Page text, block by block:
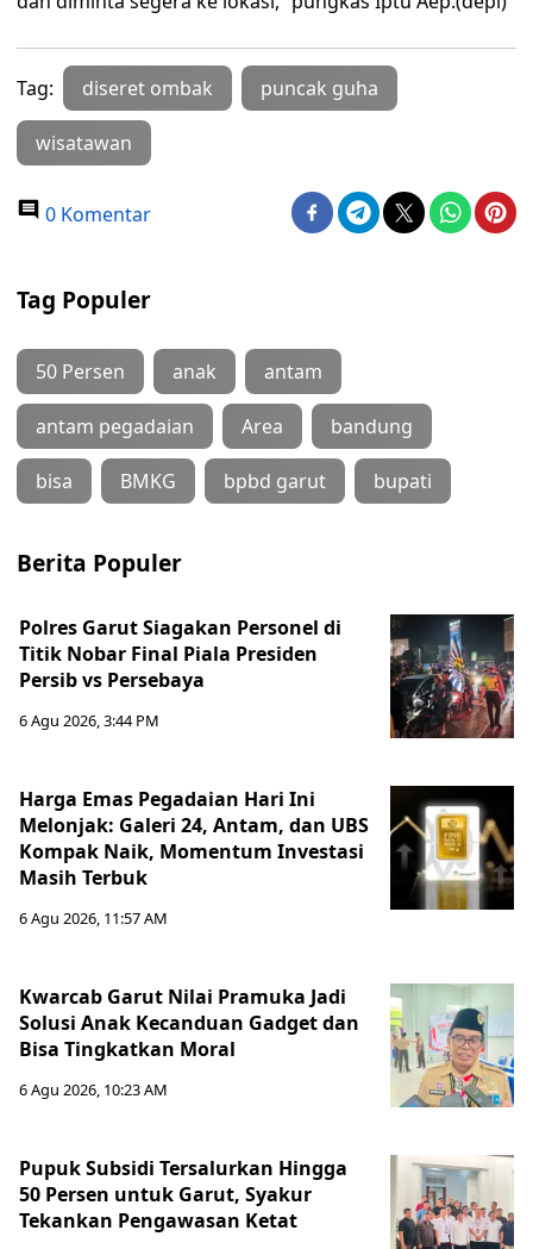
Tag: diseret ombak puncak guha
wisatawan
0 Komentar
Tag Populer
50 Persen anak antam
antam pegadaian Area bandung
bisa BMKG bpbd garut bupati
Berita Populer
Polres Garut Siagakan Personel di
Titik Nobar Final Piala Presiden
Persib vs Persebaya
6 Agu 2026, 3:44 PM
Harga Emas Pegadaian Hari Ini
Melonjak: Galeri 24, Antam, dan UBS
Kompak Naik, Momentum Investasi
Masih Terbuk
6 Agu 2026, 11:57 AM
Kwarcab Garut Nilai Pramuka Jadi
Solusi Anak Kecanduan Gadget dan
Bisa Tingkatkan Moral
6 Agu 2026, 10:23 AM
Pupuk Subsidi Tersalurkan Hingga
50 Persen untuk Garut, Syakur
Tekankan Pengawasan Ketat